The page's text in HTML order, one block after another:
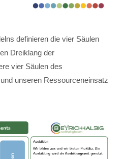
definieren die vier Säulen
Dreiklang der
vier Säulen des
unseren Ressourceneinsatz